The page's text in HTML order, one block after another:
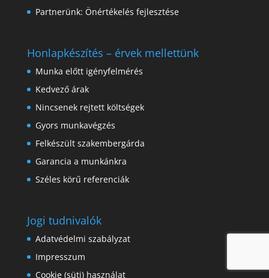
Partnerünk: Önértékelés fejlesztése
Honlapkészítés – érvek mellettünk
Munka előtt igényfelmérés
Kedvező árak
Nincsenek rejtett költségek
Gyors munkavégzés
Felkészült szakembergárda
Garancia a munkánkra
Széles körű referenciák
Jogi tudnivalók
Adatvédelmi szabályzat
Impresszum
Cookie (süti) használat